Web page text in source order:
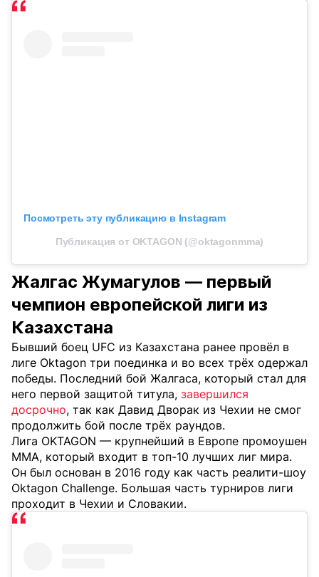
Посмотреть эту публикацию в Instagram
Публикация от OKTAGON (@oktagonmma)
Жалгас Жумагулов — первый
чемпион европейской лиги из
Казахстана
Бывший боец UFC из Казахстана ранее провёл в
лиге Oktagon три поединка и во всех трёх одержал
победы. Последний бой Жалгаса, который стал для
него первой защитой титула, завершился
досрочно, так как Давид Дворак из Чехии не смог
продолжить бой после трёх раундов.
Лига OKTAGON — крупнейший в Европе промоушен
MMA, который входит в топ-10 лучших лиг мира.
Он был основан в 2016 году как часть реалити-шоу
Oktagon Challenge. Большая часть турниров лиги
проходит в Чехии и Словакии.